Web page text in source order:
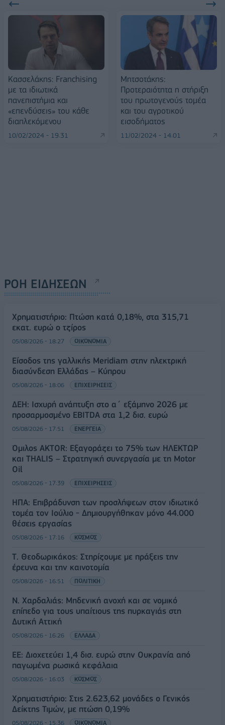
Κασσελάκης: Franchising
με τα ιδιωτικά
πανεπιστήμια και
«επενδύσεις» του κάθε
διαπλεκόμενου
10/02/2024 - 19:31
Μητσοτάκης:
Προτεραιότητα η στήριξη
του πρωτογενούς τομέα
και του αγροτικού
εισοδήματος
11/02/2024 - 14:01
ΡΟΗ ΕΙΔΗΣΕΩΝ
Χρηματιστήριο: Πτώση κατά 0,18%, στα 315,71
εκατ. ευρώ ο τζίρος
05/08/2026 - 18:27 ΟΙΚΟΝΟΜΙΑ
Είσοδος της γαλλικής Meridiam στην ηλεκτρική
διασύνδεση Ελλάδας – Κύπρου
05/08/2026 - 18:06 ΕΠΙΧΕΙΡΗΣΕΙΣ
ΔΕΗ: Ισχυρή ανάπτυξη στο α΄ εξάμηνο 2026 με
προσαρμοσμένο EBITDA στα 1,2 δισ. ευρώ
05/08/2026 - 17:51 ΕΝΕΡΓΕΙΑ
Όμιλος AKTOR: Εξαγοράζει το 75% των ΗΛΕΚΤΩΡ
και THALIS – Στρατηγική συνεργασία με τη Motor
Oil
05/08/2026 - 17:39 ΕΠΙΧΕΙΡΗΣΕΙΣ
ΗΠΑ: Επιβράδυνση των προσλήψεων στον ιδιωτικό
τομέα τον Ιούλιο - Δημιουργήθηκαν μόνο 44.000
θέσεις εργασίας
05/08/2026 - 17:16 ΚΟΣΜΟΣ
Τ. Θεοδωρικάκος: Στηρίζουμε με πράξεις την
έρευνα και την καινοτομία
05/08/2026 - 16:51 ΠΟΛΙΤΙΚΗ
Ν. Χαρδαλιάς: Μηδενική ανοχή και σε νομικό
επίπεδο για τους υπαίτιους της πυρκαγιάς στη
Δυτική Αττική
05/08/2026 - 16:26 ΕΛΛΑΔΑ
ΕΕ: Διοχετεύει 1,4 δισ. ευρώ στην Ουκρανία από
παγωμένα ρωσικά κεφάλαια
05/08/2026 - 16:03 ΚΟΣΜΟΣ
Χρηματιστήριο: Στις 2.623,62 μονάδες ο Γενικός
Δείκτης Τιμών, με πτώση 0,19%
05/08/2026 - 15:36 ΟΙΚΟΝΟΜΙΑ